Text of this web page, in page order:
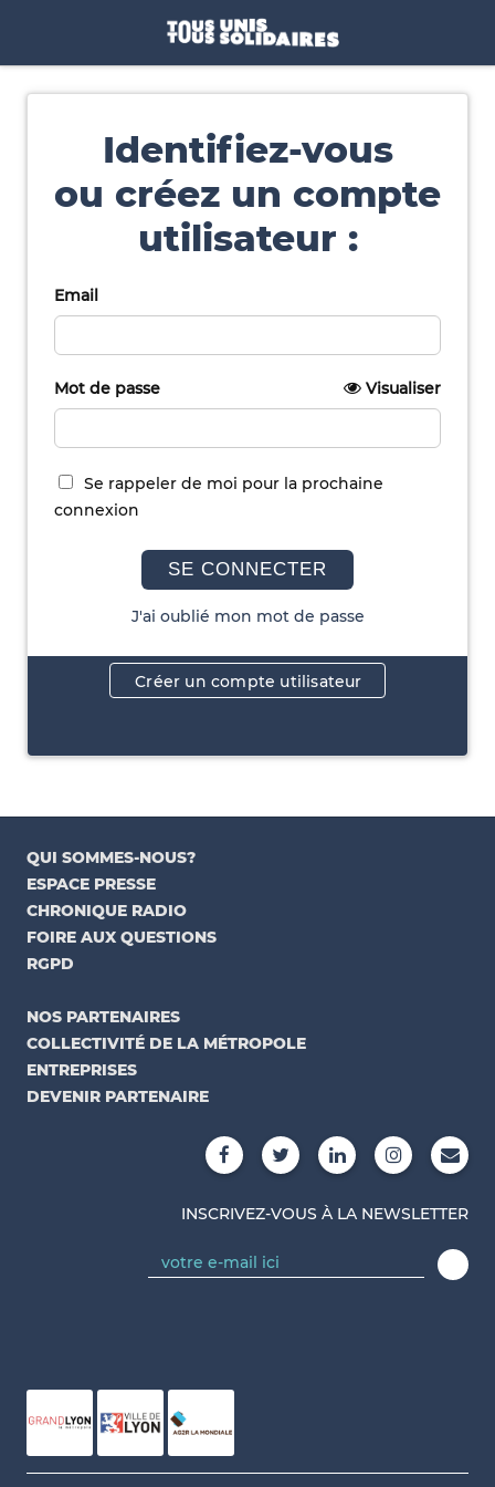
Identifiez-vous
ou créez un compte
utilisateur :
Email
Mot de passe Visualiser
Se rappeler de moi pour la prochaine
connexion
SE CONNECTER
J'ai oublié mon mot de passe
Créer un compte utilisateur
QUI SOMMES-NOUS?
ESPACE PRESSE
CHRONIQUE RADIO
FOIRE AUX QUESTIONS
RGPD
NOS PARTENAIRES
COLLECTIVITÉ DE LA MÉTROPOLE
ENTREPRISES
DEVENIR PARTENAIRE
INSCRIVEZ-VOUS À LA NEWSLETTER